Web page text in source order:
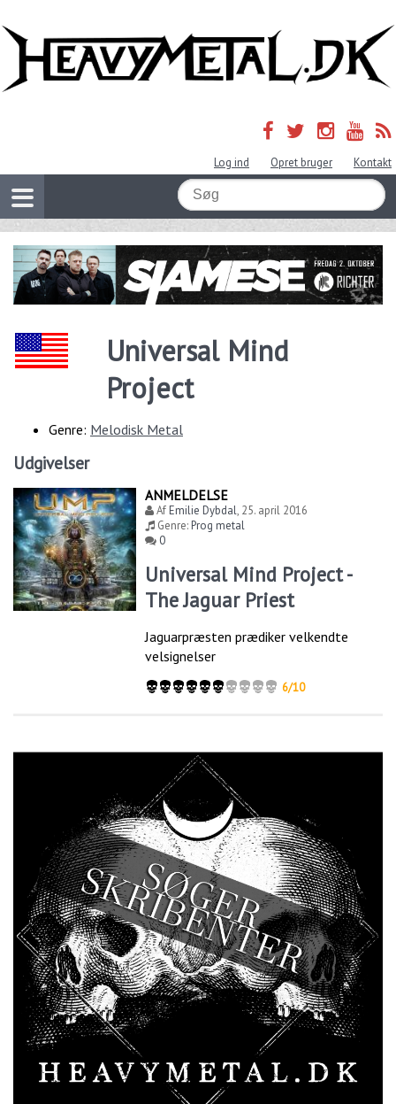
Log ind Opret bruger Kontakt
Universal Mind
Project
Genre: Melodisk Metal
Udgivelser
ANMELDELSE
AfEmilie Dybdal, 25. april 2016
Genre:Prog metal
0
Universal Mind Project -
The Jaguar Priest
Jaguarpræsten prædiker velkendte
velsignelser
6/10